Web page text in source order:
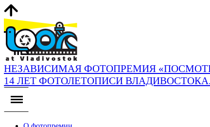
НЕЗАВИСИМАЯ ФОТОПРЕМИЯ
14 ЛЕТ ФОТОЛЕТОПИСИ